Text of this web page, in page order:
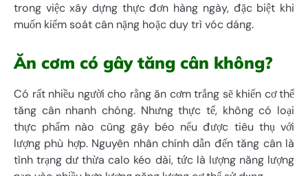
trong việc xây dựng thực đơn hàng ngày, đặc biệt khi
muốn kiểm soát cân nặng hoặc duy trì vóc dáng.
Ăn cơm có gây tăng cân không?
Có rất nhiều người cho rằng ăn cơm trắng sẽ khiến cơ thể
tăng cân nhanh chóng. Nhưng thực tế, không có loại
thực phẩm nào cũng gây béo nếu được tiêu thụ với
lượng phù hợp. Nguyên nhân chính dẫn đến tăng cân là
tình trạng dư thừa calo kéo dài, tức là lượng năng lượng